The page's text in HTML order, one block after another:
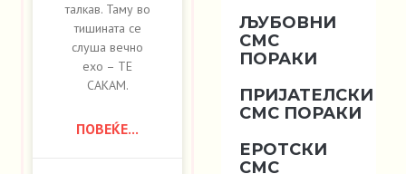
талкав. Таму во
тишината се
слуша вечно
ехо – ТЕ
САКАМ.
ПОВЕЌЕ...
ЉУБОВНИ
СМС
ПОРАКИ
ПРИЈАТЕЛСКИ
СМС ПОРАКИ
ЕРОТСКИ
СМС